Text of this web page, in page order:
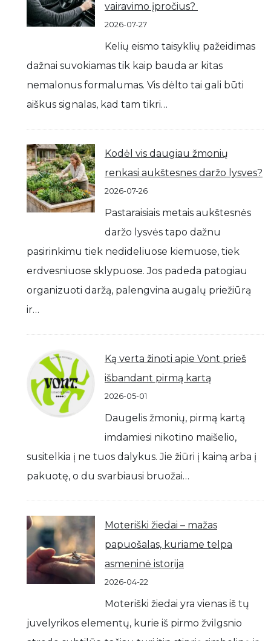
vairavimo įpročius?
2026-07-27
Kelių eismo taisyklių pažeidimas
dažnai suvokiamas tik kaip bauda ar kitas
nemalonus formalumas. Vis dėlto tai gali būti
aiškus signalas, kad tam tikri…
Kodėl vis daugiau žmonių
renkasi aukštesnes daržo lysves?
2026-07-26
Pastaraisiais metais aukštesnės
daržo lysvės tapo dažnu
pasirinkimu tiek nedideliuose kiemuose, tiek
erdvesniuose sklypuose. Jos padeda patogiau
organizuoti daržą, palengvina augalų priežiūrą
ir…
Ką verta žinoti apie Vont prieš
išbandant pirmą kartą
2026-05-01
Daugelis žmonių, pirmą kartą
imdamiesi nikotino maišelio,
susitelkia į ne tuos dalykus. Jie žiūri į kainą arba į
pakuotę, o du svarbiausi bruožai…
Moteriški žiedai – mažas
papuošalas, kuriame telpa
asmeninė istorija
2026-04-22
Moteriški žiedai yra vienas iš tų
juvelyrikos elementų, kurie iš pirmo žvilgsnio